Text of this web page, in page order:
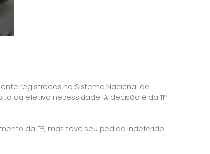
registrados no Sistema Nacional de
da efetiva necessidade. A decisão é da 11ª
da PF, mas teve seu pedido indeferido